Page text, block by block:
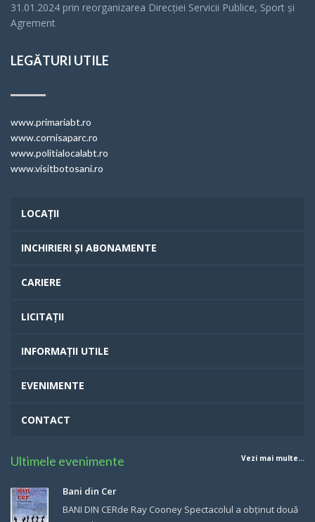
31.01.2024 prin reorganizarea Direcției Servicii Publice, Sport și
Agrement
LEGĂTURI UTILE
www.primariabt.ro
www.cornisaparc.ro
www.politialocalabt.ro
www.visitbotosani.ro
LOCAȚII
INCHIRIERI ȘI ABONAMENTE
CARIERE
LICITAȚII
INFORMAȚII UTILE
EVENIMENTE
CONTACT
Ultimele evenimente Vezi mai multe...
Bani din Cer
BANI DIN CERde Ray Cooney Spectacolul a obținut două